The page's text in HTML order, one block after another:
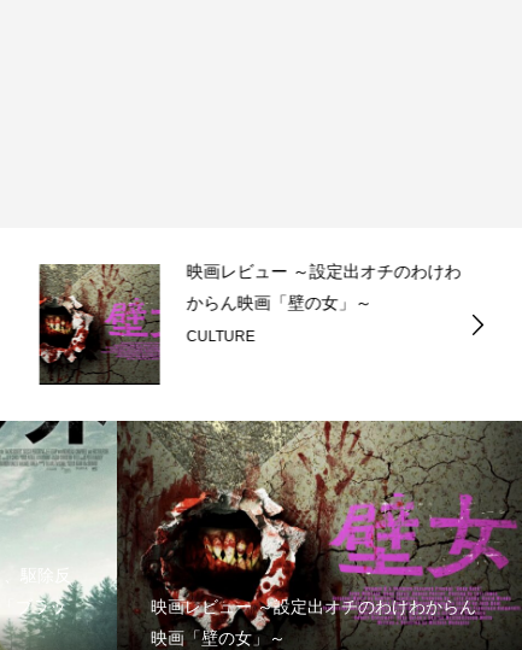
映画レビュー ～設定出オチのわけわ
からん映画「壁の女」～
CULTURE
駆除反
ブラッ
映画レビュー ～設定出オチのわけわからん
映画「壁の女」～